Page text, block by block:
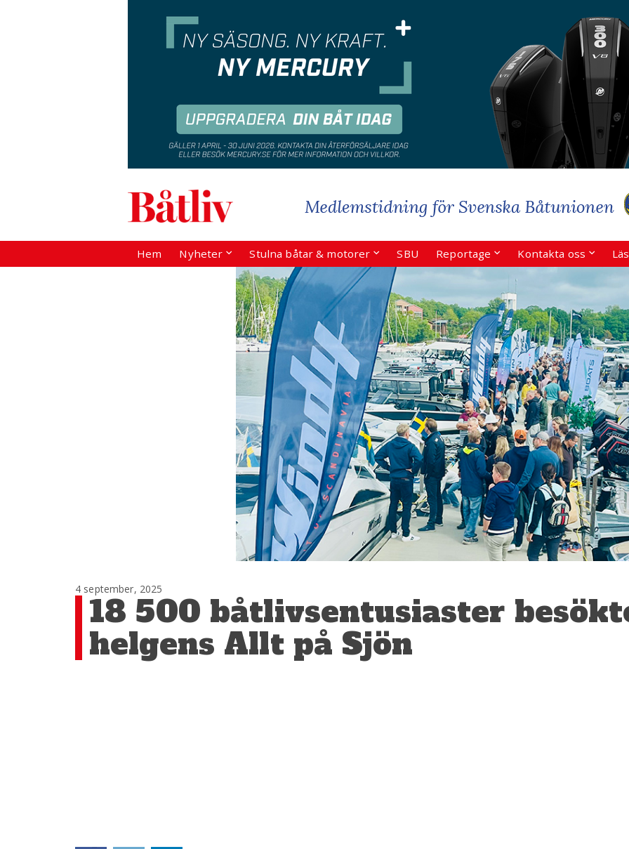
Hem Nyheter Stulna båtar & motorer SBU Reportage Kontakta oss
4 september, 2025
18 500 båtlivsentusiaster
helgens Allt på Sjön